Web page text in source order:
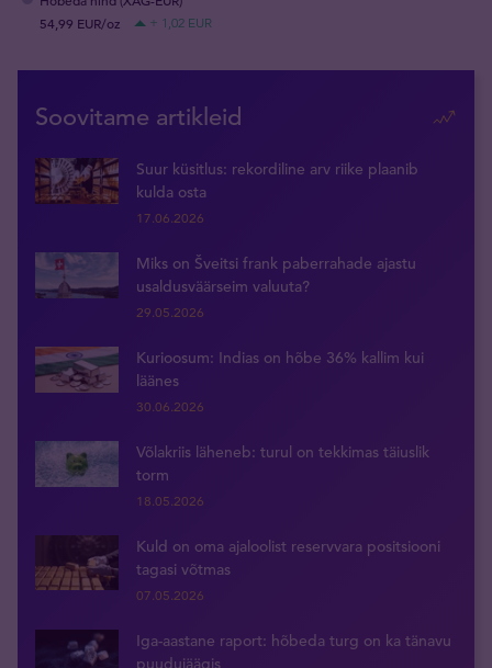
54,99 EUR/oz
+ 1,02 EUR
Soovitame artikleid
Suur küsitlus: rekordiline arv riike plaanib
kulda osta
17.06.2026
Miks on Šveitsi frank paberrahade ajastu
usaldusväärseim valuuta?
29.05.2026
Kurioosum: Indias on hõbe 36% kallim kui
läänes
30.06.2026
Võlakriis läheneb: turul on tekkimas täiuslik
torm
18.05.2026
Kuld on oma ajaloolist reservvara positsiooni
tagasi võtmas
07.05.2026
Iga-aastane raport: hõbeda turg on ka tänavu
puudujäägis